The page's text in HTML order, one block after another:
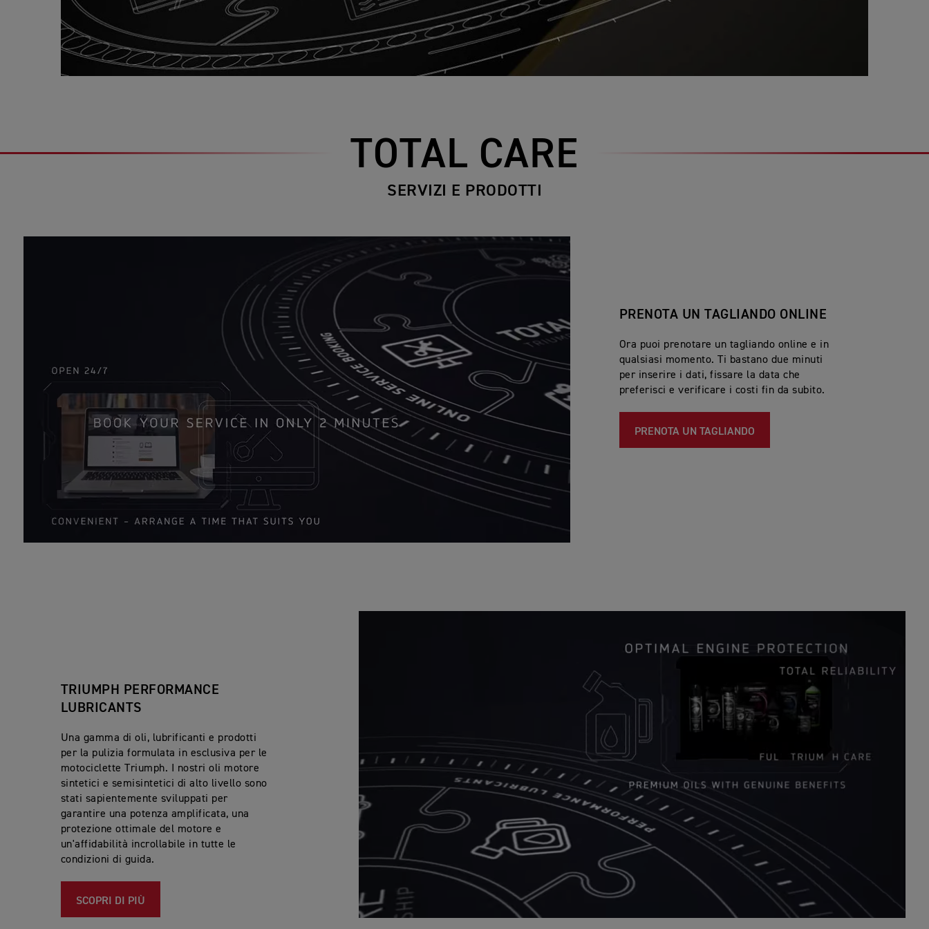
TOTAL CARE
SERVIZI E PRODOTTI
PRENOTA UN TAGLIANDO ONLINE
Ora puoi prenotare un tagliando online e in
qualsiasi momento. Ti bastano due minuti
per inserire i dati, fissare la data che
preferisci e verificare i costi fin da subito.
PRENOTA UN TAGLIANDO
TRIUMPH PERFORMANCE
LUBRICANTS
Una gamma di oli, lubrificanti e prodotti
per la pulizia formulata in esclusiva per le
motociclette Triumph. I nostri oli motore
sintetici e semisintetici di alto livello sono
stati sapientemente sviluppati per
garantire una potenza amplificata, una
protezione ottimale del motore e
un'affidabilità incrollabile in tutte le
condizioni di guida.
SCOPRI DI PIÙ